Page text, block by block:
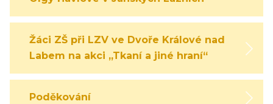
Žáci ZŠ při LZV ve Dvoře Králové nad
Labem na akci „Tkaní a jiné hraní“
Poděkování